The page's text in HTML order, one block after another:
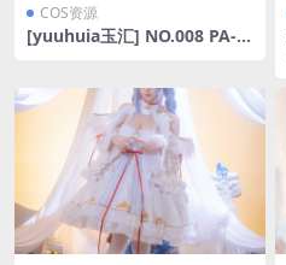
COS资源
[yuuhuia玉汇] NO.008 PA-1